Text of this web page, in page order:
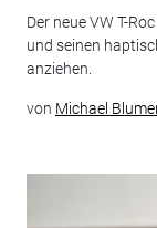
Der neue VW T-
und seinen
anziehen.
von Michael